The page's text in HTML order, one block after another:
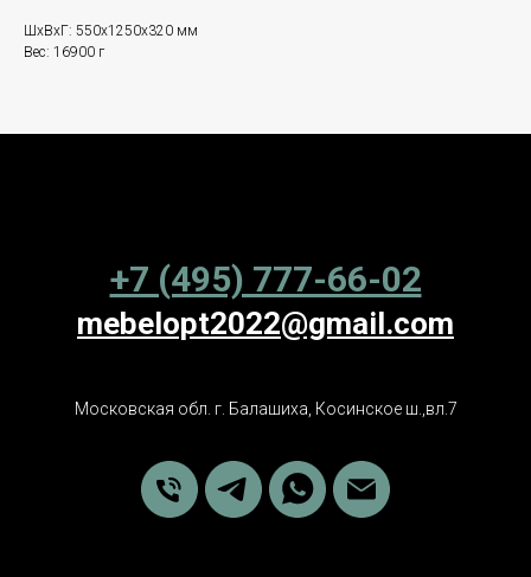
ШxВxГ: 550x1250x320 мм
Вес: 16900 г
+7 (495) 777-66-02
mebelopt2022@gmail.com
Московская обл. г. Балашиха, Косинское ш.,вл.7